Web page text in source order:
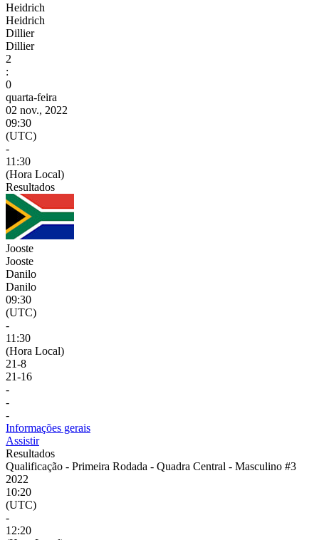
Heidrich
Heidrich
Dillier
Dillier
2
:
0
quarta-feira
02 nov., 2022
09:30
(UTC)
-
11:30
(Hora Local)
Resultados
Jooste
Jooste
Danilo
Danilo
09:30
(UTC)
-
11:30
(Hora Local)
21-8
21-16
-
-
-
Informações gerais
Assistir
Resultados
Qualificação - Primeira Rodada - Quadra Central - Masculino #3
2022
10:20
(UTC)
-
12:20